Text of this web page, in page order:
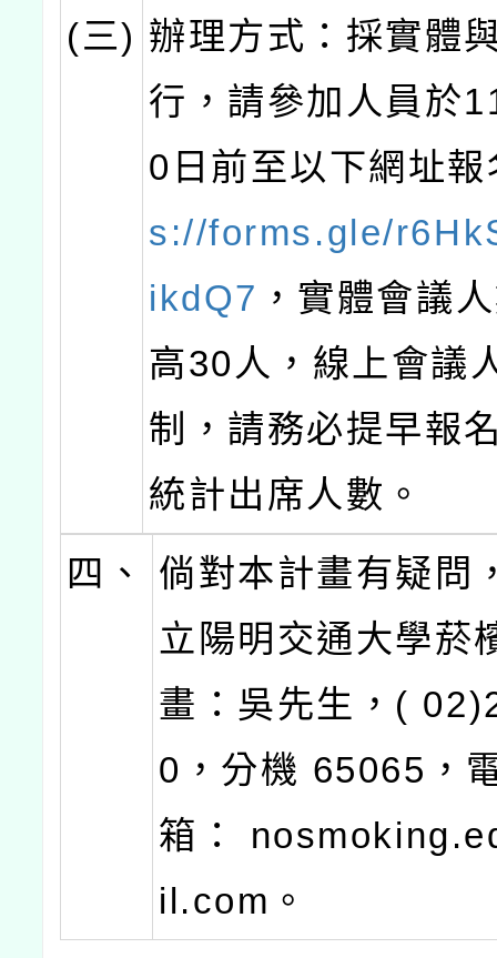
(三) 辦理方式：採實體
行，請參加人員於
0日前至以下網址報
s://forms.gle/
ikdQ7 ，實體會議
高30人，線上會議
制，請務必提早報
統計出席人數。
四、
倘對本計畫有疑問
立陽明交通大學菸
畫：吳先生，(
0，分機 65065，
箱：
il.com。